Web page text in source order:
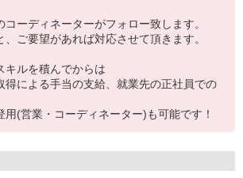
ーディネーターがフォロー致します。
ご要望があれば対応させて頂きます。
キルを積んでからは
得による手当の支給、就業先の正社員での
用(営業・コーディネーター)も可能です！